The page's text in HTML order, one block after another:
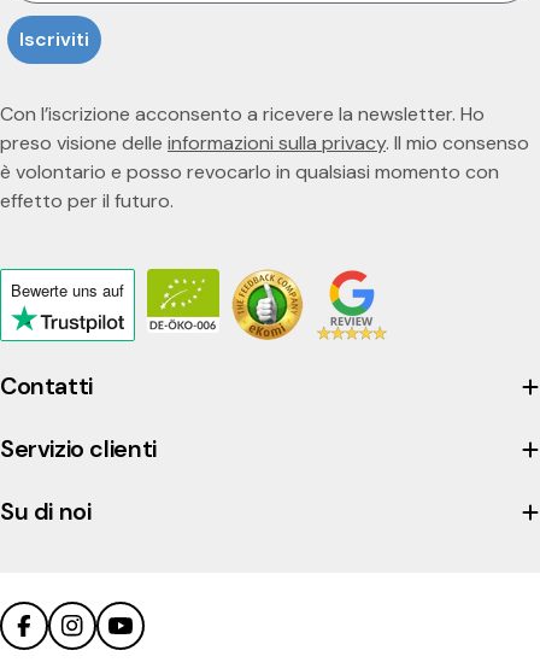
Contatti
Servizio clienti
Su di noi
Iscriviti
Con l’iscrizione acconsento a ricevere la newsletter. Ho
preso visione delle informazioni sulla privacy. Il mio consenso
è volontario e posso revocarlo in qualsiasi momento con
effetto per il futuro.
Bewerte uns auf
Click
to
view
company's
profile
FacebookInstagramYouTube